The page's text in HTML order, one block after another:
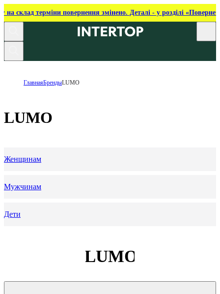
на склад терміни повернення змінено. Деталі - у розділі
ГлавнаяБрендыLUMO
LUMO
Женщинам
Мужчинам
Дети